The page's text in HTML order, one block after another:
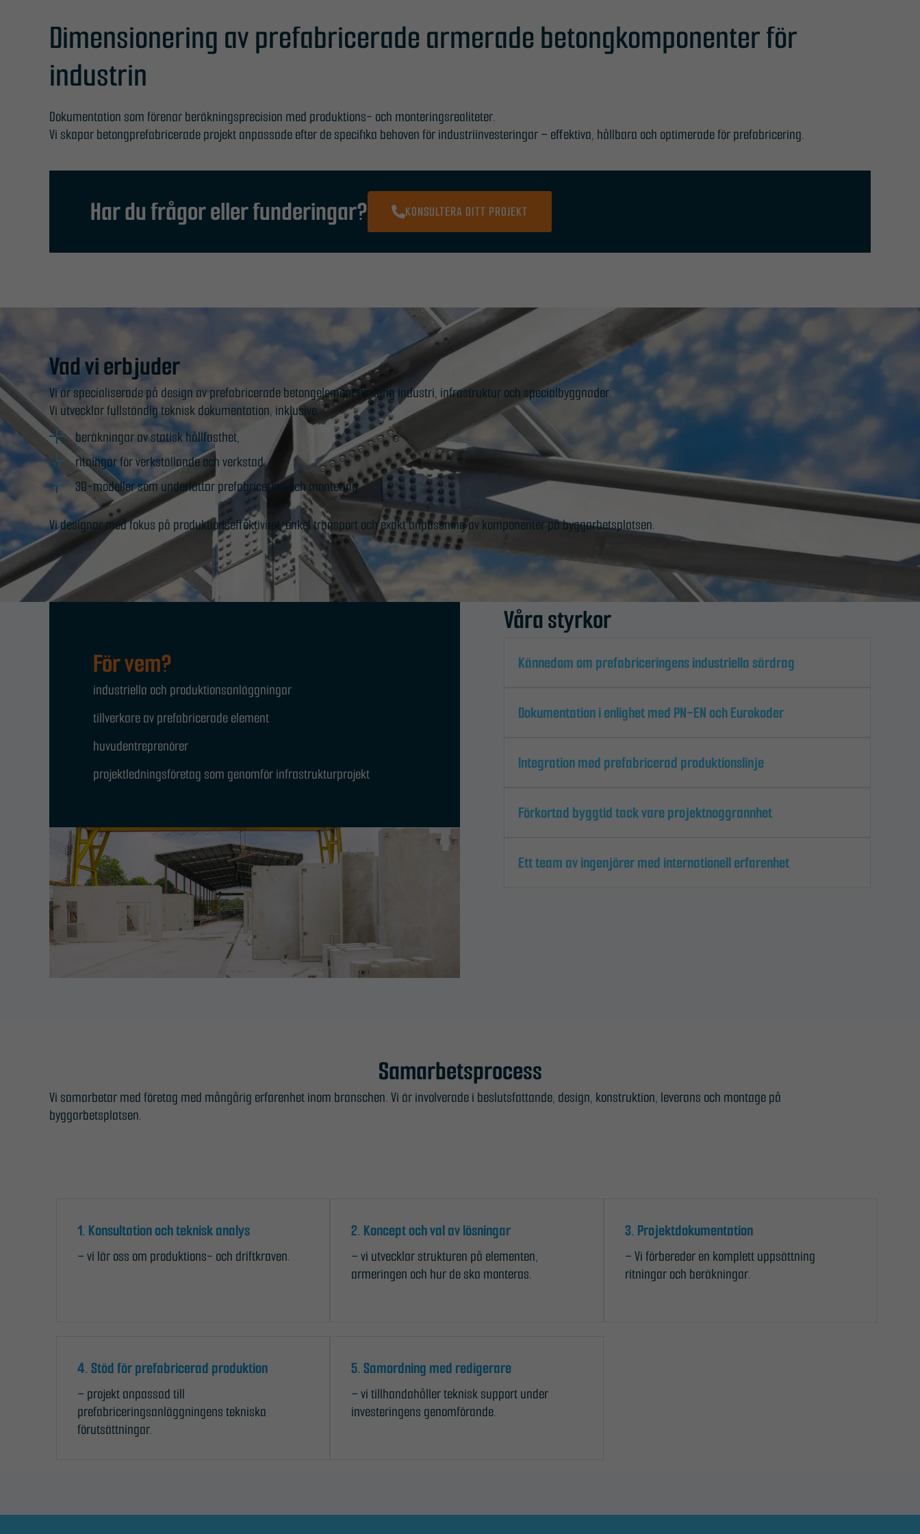
Dimensionering av prefabricerade armerade betongkomponenter för
industrin
Dokumentation som förenar beräkningsprecision med produktions- och monteringsrealiteter.
Vi skapar betongprefabricerade projekt anpassade efter de specifika behoven för industriinvesteringar – effektiva, hållbara och optimerade för prefabricering.
Har du frågor eller funderingar? KONSULTERA DITT PROJEKT
Vad vi erbjuder
Vi är specialiserade på design av prefabricerade betongelement för tung industri, infrastruktur och specialbyggnader.
Vi utvecklar fullständig teknisk dokumentation, inklusive:
beräkningar av statisk hållfasthet,
ritningar för verkställande och verkstad,
3D-modeller som underlättar prefabricering och montering.
Vi designar med fokus på produktionseffektivitet, enkel transport och exakt anpassning av komponenter på byggarbetsplatsen.
För vem?
industriella och produktionsanläggningar
tillverkare av prefabricerade element
huvudentreprenörer
projektledningsföretag som genomför infrastrukturprojekt
Våra styrkor
Kännedom om prefabriceringens industriella särdrag
Dokumentation i enlighet med PN-EN och Eurokoder
Integration med prefabricerad produktionslinje
Förkortad byggtid tack vare projektnoggrannhet
Ett team av ingenjörer med internationell erfarenhet
Samarbetsprocess
Vi samarbetar med företag med mångårig erfarenhet inom branschen. Vi är involverade i beslutsfattande, design, konstruktion, leverans och montage på
byggarbetsplatsen.
1. Konsultation och teknisk analys
– vi lär oss om produktions- och driftkraven.
2. Koncept och val av lösningar
– vi utvecklar strukturen på elementen,
armeringen och hur de ska monteras.
3. Projektdokumentation
– Vi förbereder en komplett uppsättning
ritningar och beräkningar.
4. Stöd för prefabricerad produktion
– projekt anpassad till
prefabriceringsanläggningens tekniska
förutsättningar.
5. Samordning med redigerare
– vi tillhandahåller teknisk support under
investeringens genomförande.
Nödvändiga
går inte att
välja bort. De
fungera.